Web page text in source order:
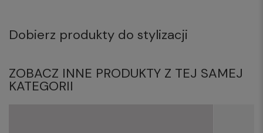
Dobierz produkty do stylizacji
ZOBACZ INNE PRODUKTY Z TEJ SAMEJ
KATEGORII